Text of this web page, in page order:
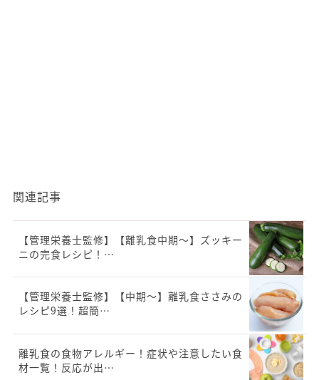
関連記事
【管理栄養士監修】【離乳食中期〜】ズッキー
ニの完食レシピ！…
【管理栄養士監修】【中期～】離乳食ささみの
レシピ9選！超簡…
離乳食の食物アレルギー！症状や注意したい食
材一覧！反応が出…